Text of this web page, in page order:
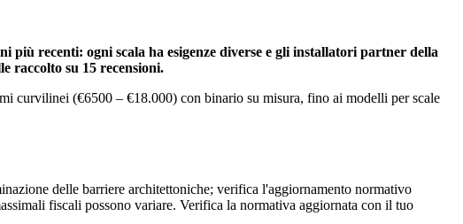
più recenti: ogni scala ha esigenze diverse e gli installatori partner della
raccolto su 15 recensioni.
curvilinei (€6500 – €18.000) con binario su misura, fino ai modelli per scale
delle barriere architettoniche; verifica l'aggiornamento normativo
fiscali possono variare. Verifica la normativa aggiornata con il tuo